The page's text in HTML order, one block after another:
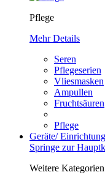
Pflege
Mehr Details
Seren
Pflegeserien
Vliesmasken
Ampullen
Fruchtsäuren
Pflege
Geräte/ Einrichtung
Springe zur
Weitere Kategorien